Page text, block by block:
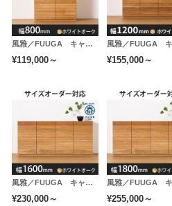
連結金具（サイドキ
結する為の金具が２個付属して
場合はそれぞれの側板どうし、
とで安定感が増します。 ドラ
が可能です。
※配送時に連結作業が必要な場合は
が必要となります。
風雅／FUUGA キャビネット 幅800mm（ホワイトオーク）
¥119,000～ ¥155,000～
風雅／FUUGA キャビネット 幅1600mm（ホワイトオーク）
¥230,000～ ¥255,000～